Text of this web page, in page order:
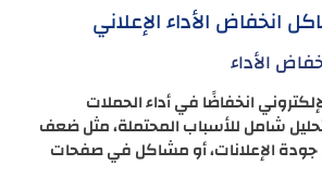
انخفاض الأداء الإعلاني
الأداء
انخفاضًا في أداء الحملات
بتحليل شامل للأسباب المحتملة، مثل ضعف
جودة الإعلانات، أو مشاكل في صفحات